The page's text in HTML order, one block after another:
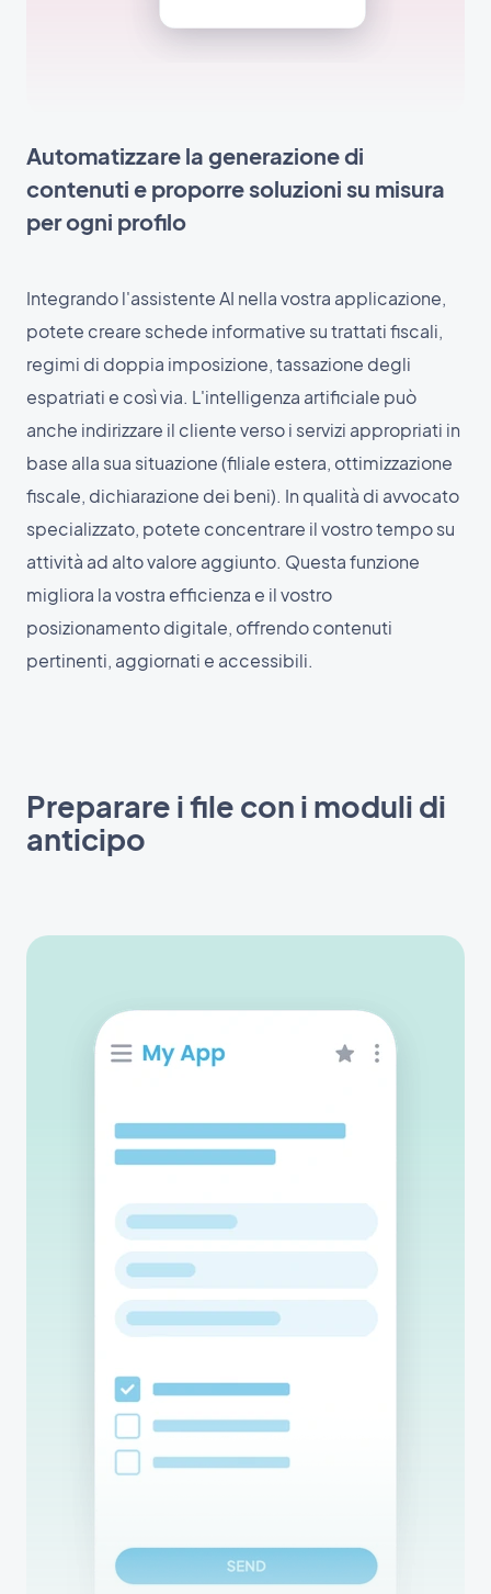
Automatizzare la generazione di
contenuti e proporre soluzioni su misura
per ogni profilo
Integrando l'assistente AI nella vostra applicazione,
potete creare schede informative su trattati fiscali,
regimi di doppia imposizione, tassazione degli
espatriati e così via. L'intelligenza artificiale può
anche indirizzare il cliente verso i servizi appropriati in
base alla sua situazione (filiale estera, ottimizzazione
fiscale, dichiarazione dei beni). In qualità di avvocato
specializzato, potete concentrare il vostro tempo su
attività ad alto valore aggiunto. Questa funzione
migliora la vostra efficienza e il vostro
posizionamento digitale, offrendo contenuti
pertinenti, aggiornati e accessibili.
Preparare i file con i moduli di
anticipo